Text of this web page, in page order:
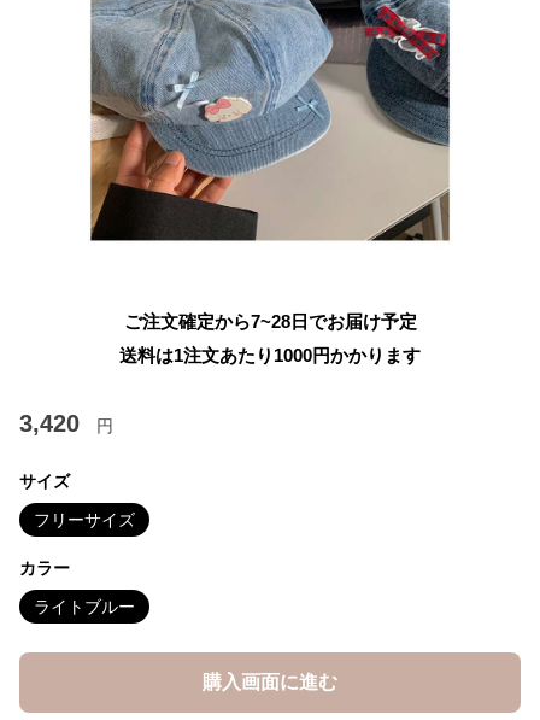
ご注文確定から7~28日でお届け予定
送料は1注文あたり 1000円かかります
3,420 円
サイズ
フリーサイズ
カラー
ライトブルー
購入画面に進む